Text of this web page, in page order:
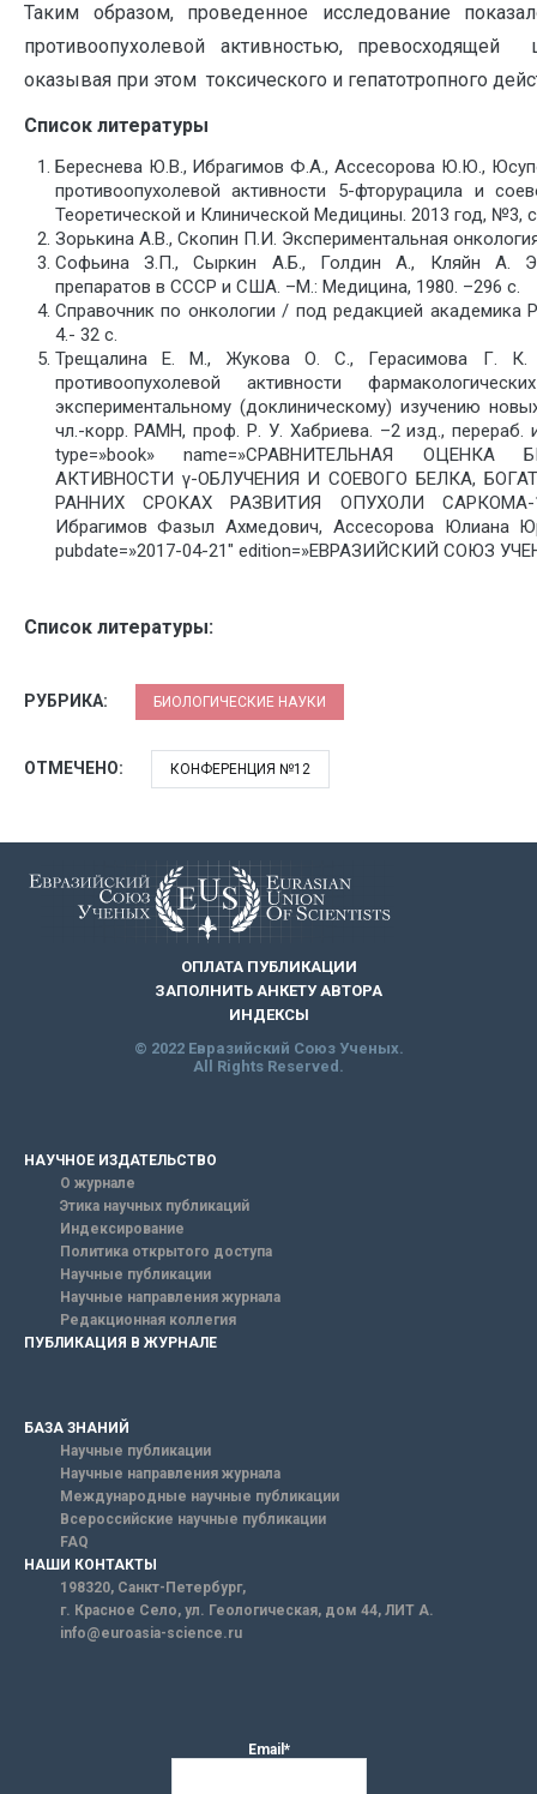
Таким образом, проведенное исследование
противоопухолевой активностью, превосходящей
оказывая при этом токсического и гепатотропного
Список литературы
Береснева Ю.В., Ибрагимов Ф.А., Ассесорова Ю.Ю.,
противоопухолевой активности 5-фторурацила и
Теоретической и Клинической Медицины. 2013 год, №3,
Зорькина А.В., Скопин П.И. Экспериментальная
Софьина З.П., Сыркин А.Б., Голдин А., Кляйн А.
препаратов в СССР и США. –М.: Медицина, 1980. –296 с.
Справочник по онкологии / под редакцией
4.- 32 с.
Трещалина Е. М., Жукова О. С., Герасимова Г. К.
противоопухолевой активности
экспериментальному (доклиническому) изучению
чл.-корр. РАМН, проф. Р. У. Хабриева. –2 изд.,
type=»book» name=»СРАВНИТЕЛЬНАЯ
АКТИВНОСТИ γ-ОБЛУЧЕНИЯ И СОЕВОГО БЕЛКА,
РАННИХ СРОКАХ РАЗВИТИЯ ОПУХОЛИ САРКОМА-
Ибрагимов Фазыл Ахмедович, Ассесорова Юлиана
pubdate=»2017-04-21″ edition=»ЕВРАЗИЙСКИЙ СОЮЗ
Список литературы:
РУБРИКА: БИОЛОГИЧЕСКИЕ НАУКИ
ОТМЕЧЕНО: КОНФЕРЕНЦИЯ №12
ОПЛАТА ПУБЛИКАЦИИ
ЗАПОЛНИТЬ АНКЕТУ АВТОРА
ИНДЕКСЫ
© 2022 Евразийский Союз Ученых.
All Rights Reserved.
НАУЧНОЕ ИЗДАТЕЛЬСТВО
О журнале
Этика научных публикаций
Индексирование
Политика открытого доступа
Научные публикации
Научные направления журнала
Редакционная коллегия
ПУБЛИКАЦИЯ В ЖУРНАЛЕ
БАЗА ЗНАНИЙ
Научные публикации
Научные направления журнала
Международные научные публикации
Всероссийские научные публикации
FAQ
НАШИ КОНТАКТЫ
198320, Санкт-Петербург,
г. Красное Село, ул. Геологическая, дом 44, ЛИТ А.
info@euroasia-science.ru
Email*